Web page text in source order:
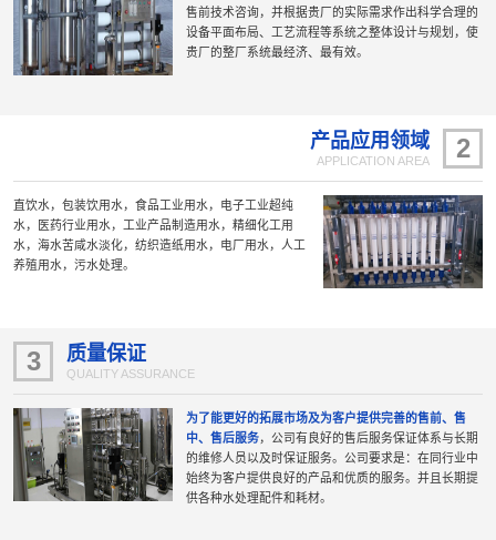
售前技术咨询，并根据贵厂的实际需求作出科学合理的
设备平面布局、工艺流程等系统之整体设计与规划，使
贵厂的整厂系统最经济、最有效。
2
产品应用领域
APPLICATION AREA
直饮水，包装饮用水，食品工业用水，电子工业超纯
水，医药行业用水，工业产品制造用水，精细化工用
水，海水苦咸水淡化，纺织造纸用水，电厂用水，人工
养殖用水，污水处理。
3 质量保证
QUALITY ASSURANCE
为了能更好的拓展市场及为客户提供完善的售前、售
中、售后服务，公司有良好的售后服务保证体系与长期
的维修人员以及时保证服务。公司要求是：在同行业中
始终为客户提供良好的产品和优质的服务。并且长期提
供各种水处理配件和耗材。